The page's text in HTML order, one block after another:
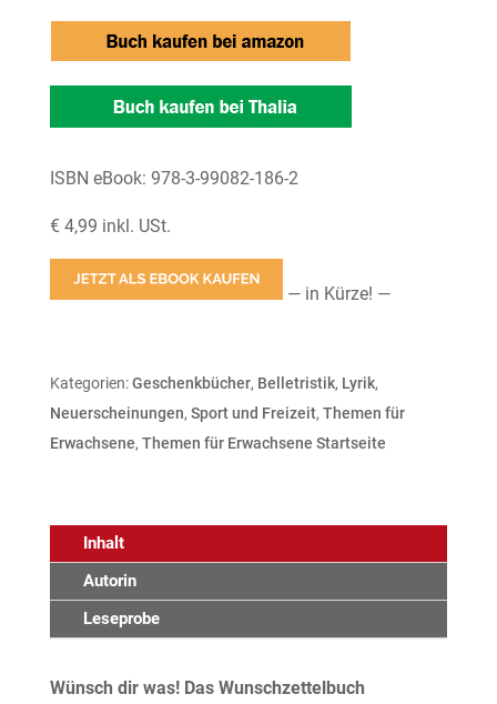
ISBN eBook: 978-3-99082-186-2
€ 4,99 inkl. USt.
— in Kürze! —
Kategorien:Geschenkbücher, Belletristik, Lyrik,
Neuerscheinungen, Sport und Freizeit, Themen für
Erwachsene, Themen für Erwachsene Startseite
Inhalt
Autorin
Leseprobe
Wünsch dir was! Das Wunschzettelbuch